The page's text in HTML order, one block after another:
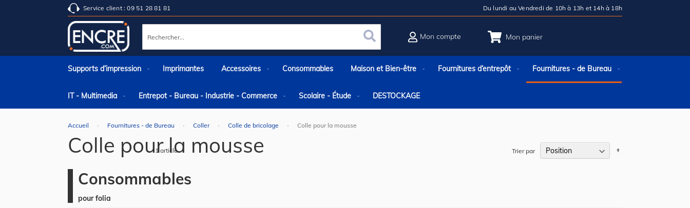
Service client : 09 51 28 81 81 Du lundi au Vendredi de 10h à 13h et 14h à 18h
Mon panier
Rechercher Rechercher
Mon compte
Supports d’impression Imprimantes Accessoires Consommables Maison et Bien-être Fournitures d’entrepôt Fournitures - de Bureau
IT - Multimedia Entrepot - Bureau - Industrie - Commerce Scolaire - Étude DESTOCKAGE
Accueil Fournitures - de Bureau Coller Colle de bricolage Colle pour la mousse
Colle pour la mousse
1 article Trier par
Consommables
pour folia